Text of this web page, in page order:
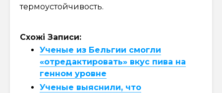
термоустойчивость.
Схожі Записи:
Ученые из Бельгии смогли
«отредактировать» вкус пива на
генном уровне
Ученые выяснили, что